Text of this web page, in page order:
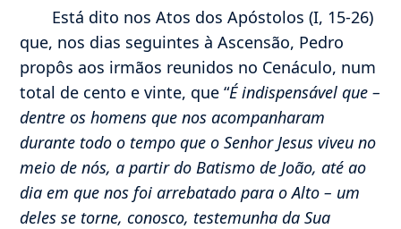
Está dito nos Atos dos Apóstolos (I, 15-26)
que, nos dias seguintes à Ascensão, Pedro
propôs aos irmãos reunidos no Cenáculo, num
total de cento e vinte, que “É indispensável que –
dentre os homens que nos acompanharam
durante todo o tempo que o Senhor Jesus viveu no
meio de nós, a partir do Batismo de João, até ao
dia em que nos foi arrebatado para o Alto – um
deles se torne, conosco, testemunha da Sua